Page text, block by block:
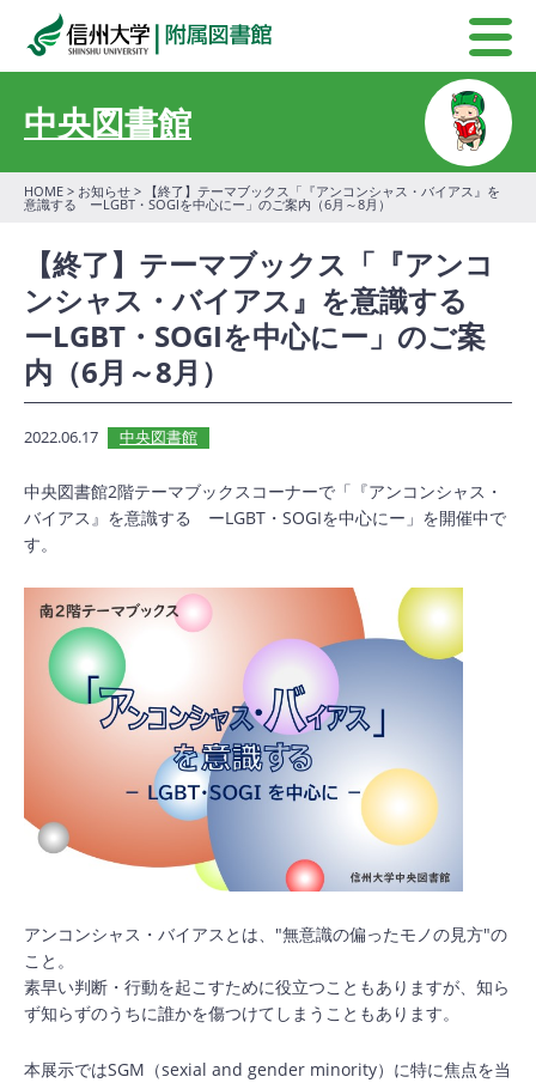
中央図書館
HOME > お知らせ > 【終了】テーマブックス「『アンコンシャス・バイアス』を
意識する ーLGBT・SOGIを中心にー」のご案内（6月～8月）
【終了】テーマブックス「『アンコ
ンシャス・バイアス』を意識する
ーLGBT・SOGIを中心にー」のご案
内（6月～8月）
2022.06.17 中央図書館
中央図書館2階テーマブックスコーナーで「『アンコンシャス・
バイアス』を意識する ーLGBT・SOGIを中心にー」を開催中で
す。
アンコンシャス・バイアスとは、"無意識の偏ったモノの見方"の
こと。
素早い判断・行動を起こすために役立つこともありますが、知ら
ず知らずのうちに誰かを傷つけてしまうこともあります。
本展示ではSGM（sexial and gender minority）に特に焦点を当